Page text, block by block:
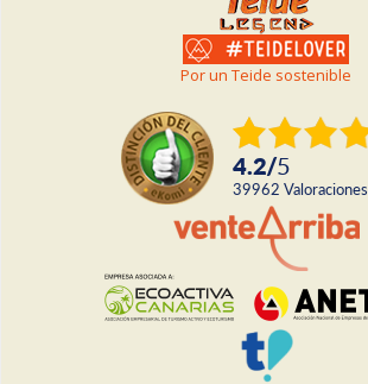
Por un Teide sostenible
4.2/5
39962 valoraciones